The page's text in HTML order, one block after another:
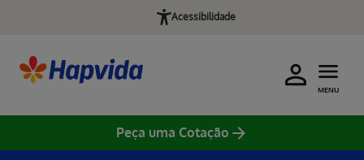
Acessibilidade
MENU
Peça uma Cotação